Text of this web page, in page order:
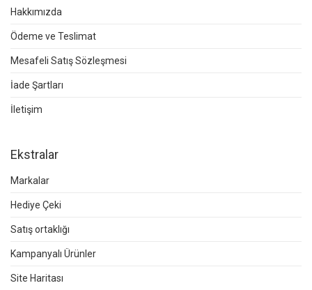
Hakkımızda
Ödeme ve Teslimat
Mesafeli Satış Sözleşmesi
İade Şartları
İletişim
Ekstralar
Markalar
Hediye Çeki
Satış ortaklığı
Kampanyalı Ürünler
Site Haritası